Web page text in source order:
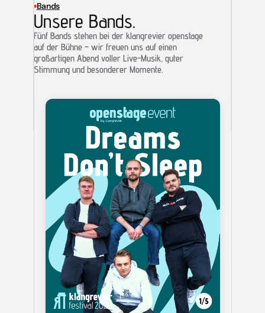
Bands
Unsere Bands.
Fünf Bands stehen bei der klangrevier openstage
auf der Bühne – wir freuen uns auf einen
großartigen Abend voller Live-Musik, guter
Stimmung und besonderer Momente.